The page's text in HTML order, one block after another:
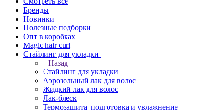
Бренды
Новинки
Полезные подборки
Опт в коробках
Magic hair curl
Стайлинг для укладки
Назад
Стайлинг для укладки
Аэрозольный лак для волос
Жидкий лак для волос
Лак-блеск
Термозащита, подготовка и увлажнение